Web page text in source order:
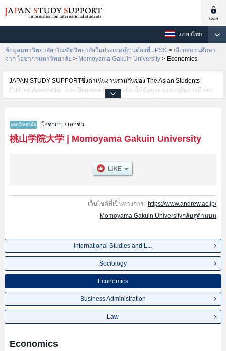
ภาษาไทย
ข้อมูลมหาวิทยาลัย,บัณฑิตวิทยาลัยในประเทศญี่ปุ่นต้องที่ JPSS > เลือกสถานศึกษา
จาก โอซากามหาวิทยาลัย > Momoyama Gakuin University > Economics
JAPAN STUDY SUPPORTซึ่งดำเนินงานร่วมกันของ The Asian Students
Cultural Association และ Benesse Corporationให้ข้อมูลของสถาบันการศึกษา
ระดับมหาวิทยาลัย・บัณฑิตวิทยาลัย・วิทยาลัยระดับอนุปริญญา・วิทยาลัย
นักศึกษาต่างชาติเช่นข้อมูลของแต่ละคณะ,ข้อมูลการสอบคัดเลือกเข้าศึกษาเช่น
จำนวนคนที่รับสมัครหรือจำนวนคนที่ผ่านการสอบคัดเลือกเป็นต้น,แนะนำสถาน
ที่,การเดินทางเป็นต้นไว้ด้วยดังนั้นขอเชิญใช้บริการค้นหาข้อมูลตามอัธยาศัย
โอซากา / เอกชน
桃山学院大学| Momoyama Gakuin University
เว็บไซต์ที่เป็นทางการ: https://www.andrew.ac.jp/
Momoyama Gakuin Universityกลับสู่ด้านบน
International Studies and L...
Sociology
Economics
Business Administration
Law
Economics